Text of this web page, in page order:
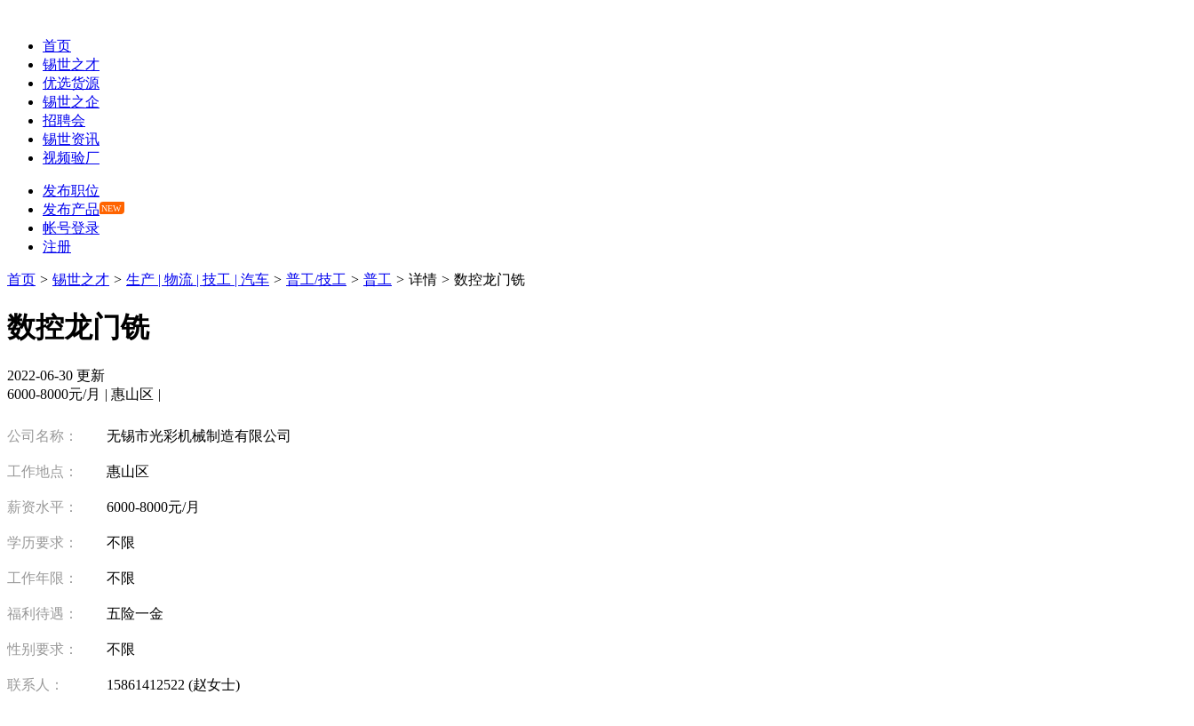
首页
锡世之才
优选货源
锡世之企
招聘会
锡世资讯
视频验厂
发布职位
发布产品 NEW
帐号登录
注册
首页 > 锡世之才 > 生产 | 物流 | 技工 | 汽车 > 普工/技工 > 普工 > 详情 > 数控龙门铣
数控龙门铣
2022-06-30 更新
6000-8000元/月 | 惠山区 |
公司名称： 无锡市光彩机械制造有限公司
工作地点： 惠山区
薪资水平： 6000-8000元/月
学历要求： 不限
工作年限： 不限
福利待遇： 五险一金
性别要求： 不限
联系人： 15861412522 (赵女士)